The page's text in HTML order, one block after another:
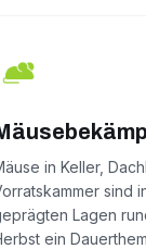
in Keller,
sind
Lagen
ein